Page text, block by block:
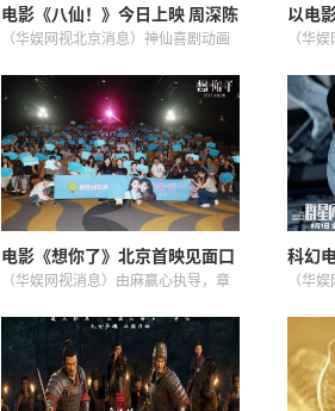
电影《八仙！》今日上映 周深陈
嘉桦献唱主题曲《全世界的雨》
（华娱网视北京消息）神仙喜剧动画
曲《全世界的雨》MV同步重磅释出，
周深、Ella陈嘉桦携手献声，唐恬作
词、彭飞作曲，以歌声诠释即...
以电
兰芳
影展
（华
纪录电
展由中
团）主
影...
电影《想你了》北京首映见面口
碑获赞 章若楠金靖演绎“命中注
定的朋友”
（华娱网视消息）由麻赢心执导，章
《想你了》将于7月17日全国上映。7
月15日，电影《想你了》在北京举办
首映见面会，邀约所有的朋友...
科幻
新预
（华
双线叙
危机
个时